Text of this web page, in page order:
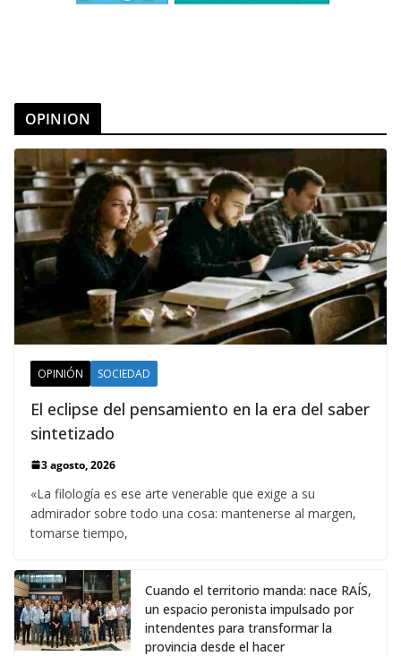
OPINION
OPINIÓN SOCIEDAD
El eclipse del pensamiento en la era del saber
sintetizado
3 agosto, 2026
«La filología es ese arte venerable que exige a su
admirador sobre todo una cosa: mantenerse al margen,
tomarse tiempo,
Cuando el territorio manda: nace RAÍS,
un espacio peronista impulsado por
intendentes para transformar la
provincia desde el hacer